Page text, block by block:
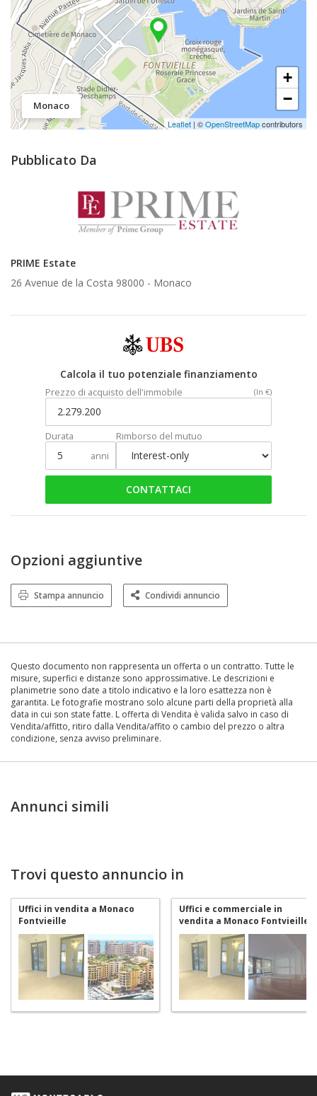
Monaco
+
−
Leaflet | ©OpenStreetMapcontributors
Pubblicato Da
PRIME Estate
26 Avenue de la Costa 98000 - Monaco
Calcola il tuo potenziale finanziamento
Prezzo di acquisto dell'immobile (In €)
Durata
anni
Rimborso del mutuo
CONTATTACI
Opzioni aggiuntive
Stampa annuncio Condividi annuncio
Questo documento non rappresenta un offerta o un contratto. Tutte le
misure, superfici e distanze sono approssimative. Le descrizioni e
planimetrie sono date a titolo indicativo e la loro esattezza non è
garantita. Le fotografie mostrano solo alcune parti della proprietà alla
data in cui son state fatte. L offerta di Vendita è valida salvo in caso di
Vendita/affitto, ritiro dalla Vendita/affito o cambio del prezzo o altra
condizione, senza avviso preliminare.
Annunci simili
Trovi questo annuncio in
Uffici in vendita a Monaco
Fontvieille
Uffici e commerciale in
vendita a Monaco Fontvieille